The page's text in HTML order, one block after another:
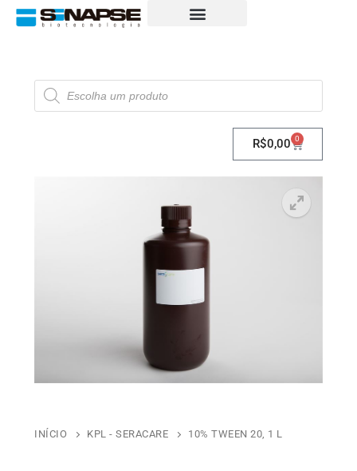
R$0,00 0
INÍCIO KPL - SERACARE 10% TWEEN 20, 1 L